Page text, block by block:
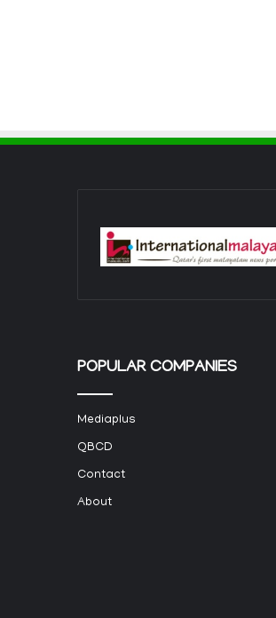
POPULAR COMPANIES
Mediaplus
QBCD
Contact
About